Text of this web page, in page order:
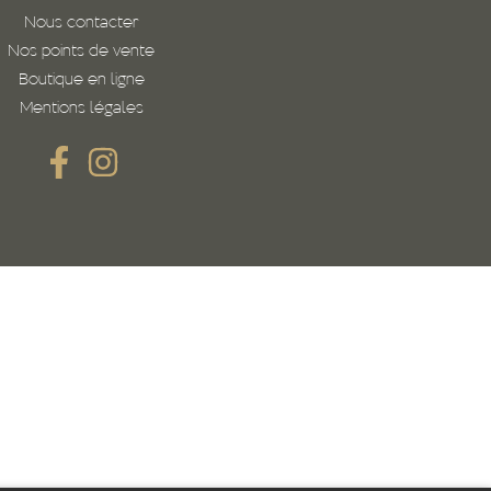
Nous contacter
Nos points de vente
Boutique en ligne
Mentions légales